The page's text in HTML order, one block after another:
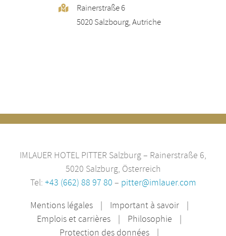
Rainerstraße 6
5020 Salzbourg, Autriche
IMLAUER HOTEL PITTER Salzburg – Rainerstraße 6,
5020 Salzburg, Österreich
Tel: +43 (662) 88 97 80 – pitter@imlauer.com
Mentions légales
Important à savoir
Emplois et carrières
Philosophie
Protection des données